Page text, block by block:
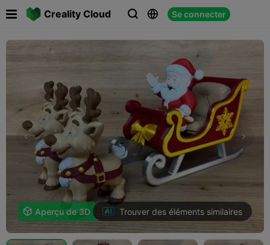
Creality Cloud   Se connecter
 
 Aperçu de 3D Trouver des éléments similaires